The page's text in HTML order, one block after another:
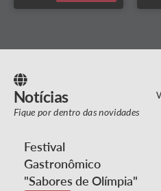
Notícias
Fique por dentro das novidades
Festival
Gastronômico
"Sabores de Olímpia"